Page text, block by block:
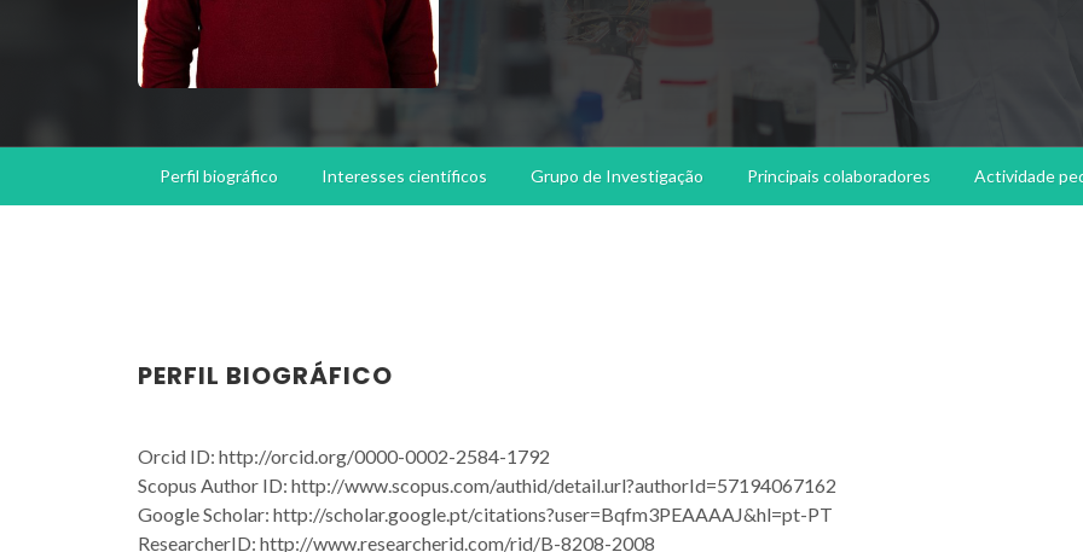
Perfil biográfico Interesses científicos Grupo de Investigação Principais colaboradores Actividade
PERFIL BIOGRÁFICO
Orcid ID: http://orcid.org/0000-0002-2584-1792
Scopus Author ID: http://www.scopus.com/authid/detail.url?authorId=57194067162
Google Scholar: http://scholar.google.pt/citations?user=Bqfm3PEAAAAJ&hl=pt-PT
ResearcherID: http://www.researcherid.com/rid/B-8208-2008